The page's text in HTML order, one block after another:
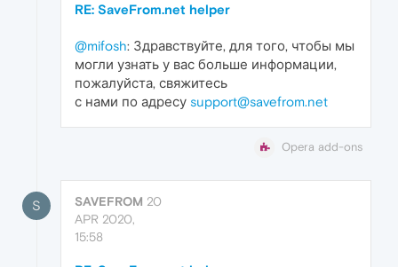
RE: SaveFrom.net helper
@mifosh: Здравствуйте, для того, чтобы мы
могли узнать у вас больше информации,
пожалуйста, свяжитесь
с нами по адресу support@savefrom.net
Opera add-ons
S SAVEFROM 20
APR 2020,
15:58